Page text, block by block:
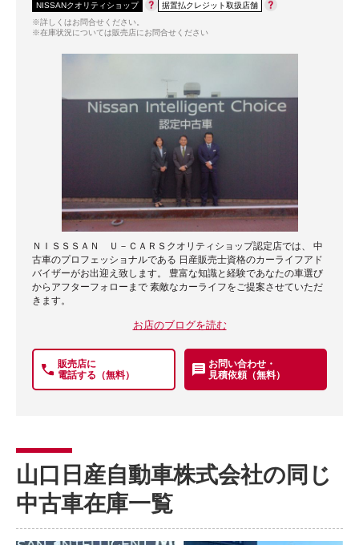
NISSANクオリティショップ
据置払クレジット取扱店舗
※詳しくはお問合せください。
※在庫状況については販売店にお問合せください
ＮＩＳＳＳＡＮ Ｕ－ＣＡＲＳクオリティショップ認定店では、 中
古車のプロフェッショナルである 日産販売士資格のカーライフアド
バイザーがお出迎え致します。 豊富な知識と経験であなたの車選び
からアフターフォローまで 素敵なカーライフをご提案させていただ
きます。
お店のブログを読む
販売店に
電話する（無料）
お問い合わせ・
見積依頼（無料）
山口日産自動車株式会社の同じ
中古車在庫一覧